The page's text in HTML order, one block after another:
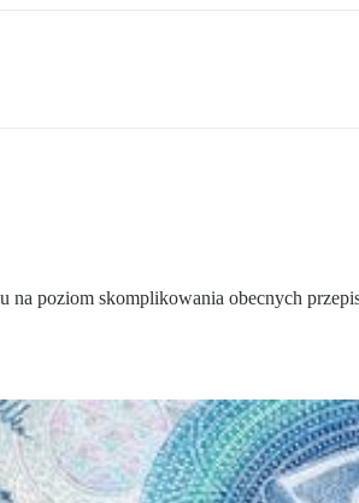
poziom skomplikowania obecnych